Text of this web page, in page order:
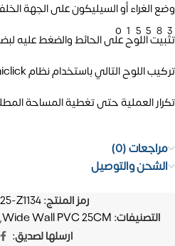
وضع الغراء أو السيليكون على الجهة
تثبيت اللوح على الحائط والضغط عليه
تركيب اللوح التالي باستخدام نظام Uniclick أو طريقة الربط المناسبة.
تكرار العملية حتى تغطية المساحة
مراجعات (0)
الشحن والتوصيل
رمز المنتج:Z1134
التصنيفات: Wide Wall PVC 25CM
,
ارسلها لصديق: